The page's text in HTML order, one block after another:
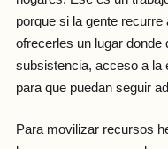
porque si la gente
ofrecerles un lugar donde
subsistencia, acceso a la
para que puedan seguir
Para movilizar recursos